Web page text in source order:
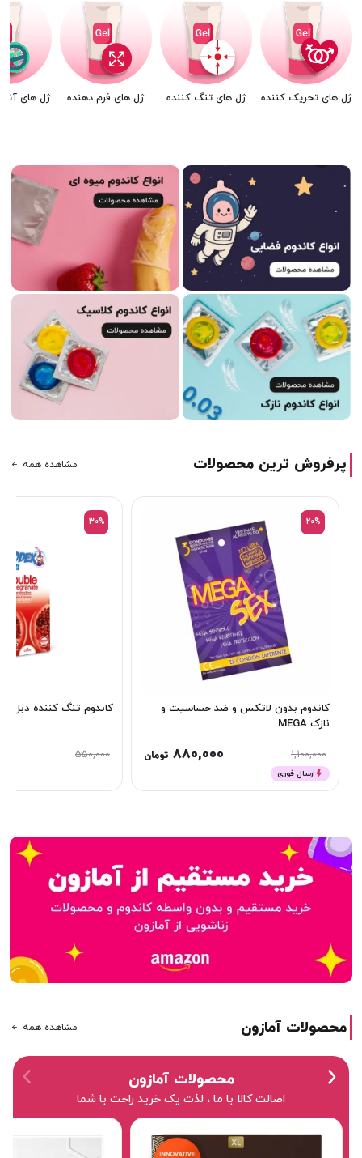
ژل های تحریک کننده ژل های تنگ کننده ژل های فرم دهنده ژل های
پرفروش ترین محصولات مشاهده همه
20%
کاندوم بدون لاتکس و ضد حساسیت و
نازک MEGA
1,100,000
880,000 تومان
ارسال فوری
30%
کاندوم تنگ کننده دبل
550,000
محصولات آمازون مشاهده همه
محصولات آمازون
اصالت کالا با ما ، لذت یک خرید راحت با شما